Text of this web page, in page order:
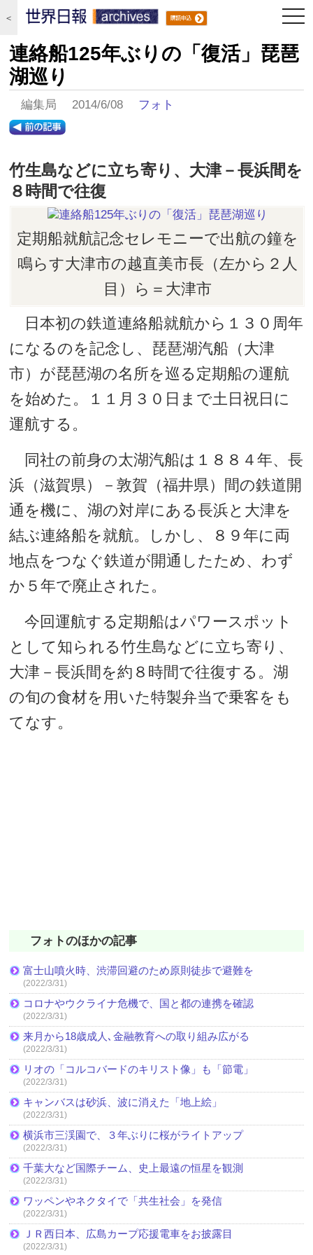
＜
連絡船125年ぶりの「復活」琵琶
湖巡り
編集局 2014/6/08 フォト
竹生島などに立ち寄り、大津－長浜間を
８時間で往復
定期船就航記念セレモニーで出航の鐘を
鳴らす大津市の越直美市長（左から２人
目）ら＝大津市
日本初の鉄道連絡船就航から１３０周年
になるのを記念し、琵琶湖汽船（大津
市）が琵琶湖の名所を巡る定期船の運航
を始めた。１１月３０日まで土日祝日に
運航する。
同社の前身の太湖汽船は１８８４年、長
浜（滋賀県）－敦賀（福井県）間の鉄道開
通を機に、湖の対岸にある長浜と大津を
結ぶ連絡船を就航。しかし、８９年に両
地点をつなぐ鉄道が開通したため、わず
か５年で廃止された。
今回運航する定期船はパワースポット
として知られる竹生島などに立ち寄り、
大津－長浜間を約８時間で往復する。湖
の旬の食材を用いた特製弁当で乗客をも
てなす。
フォトのほかの記事
富士山噴火時、渋滞回避のため原則徒歩で避難を
(2022/3/31)
コロナやウクライナ危機で、国と都の連携を確認
(2022/3/31)
来月から18歳成人､金融教育への取り組み広がる
(2022/3/31)
リオの「コルコバードのキリスト像」も「節電」
(2022/3/31)
キャンバスは砂浜、波に消えた「地上絵」
(2022/3/31)
横浜市三渓園で、３年ぶりに桜がライトアップ
(2022/3/31)
千葉大など国際チーム、史上最遠の恒星を観測
(2022/3/31)
ワッペンやネクタイで「共生社会」を発信
(2022/3/31)
ＪＲ西日本、広島カープ応援電車をお披露目
(2022/3/31)